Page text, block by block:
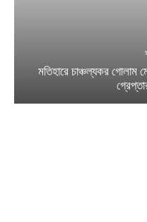
মতিহারে চাঞ্চল্যকর গোলাম